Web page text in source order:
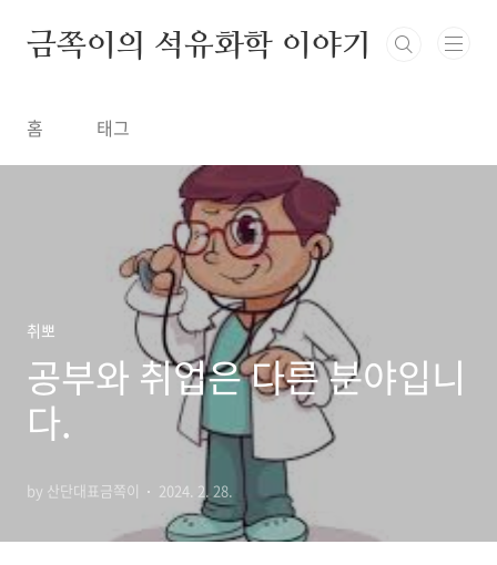
금쪽이의 석유화학 이야기
홈 태그
취뽀
공부와 취업은 다른 분야입니
다.
by 산단대표금쪽이 2024. 2. 28.